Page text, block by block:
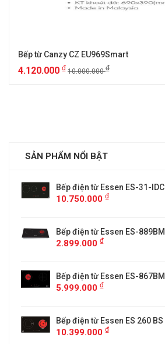
Bếp từ Canzy CZ EU969Smart
4.120.000 ₫ 10.000.000₫
SẢN PHẨM NỔI BẬT
Bếp điện từ Essen ES-31-IDC
10.750.000 ₫
Bếp điện từ Essen ES-889BM
2.899.000 ₫
Bếp điện từ Essen ES-867BM
5.999.000 ₫
Bếp điện từ Essen ES 260 BS
10.399.000 ₫